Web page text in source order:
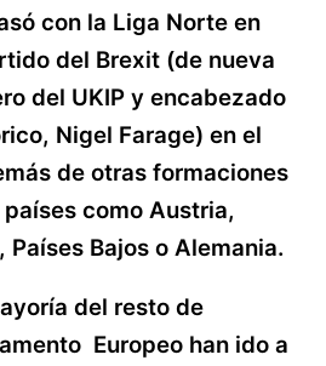
con la Liga Norte en
del Brexit (de nueva
del UKIP y encabezado
Nigel Farage) en el
de otras formaciones
como Austria,
Países Bajos o Alemania.
del resto de
Europeo han ido a